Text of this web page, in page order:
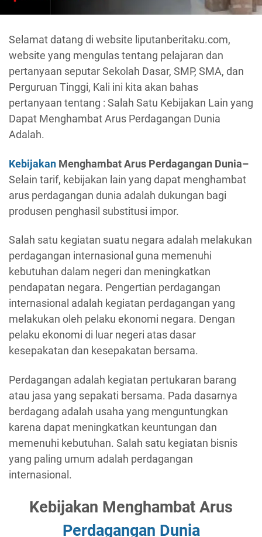
Selamat datang di website liputanberitaku.com,
website yang mengulas tentang pelajaran dan
pertanyaan seputar Sekolah Dasar, SMP, SMA, dan
Perguruan Tinggi, Kali ini kita akan bahas
pertanyaan tentang : Salah Satu Kebijakan Lain yang
Dapat Menghambat Arus Perdagangan Dunia
Adalah.
Kebijakan Menghambat Arus Perdagangan Dunia–
Selain tarif, kebijakan lain yang dapat menghambat
arus perdagangan dunia adalah dukungan bagi
produsen penghasil substitusi impor.
Salah satu kegiatan suatu negara adalah melakukan
perdagangan internasional guna memenuhi
kebutuhan dalam negeri dan meningkatkan
pendapatan negara. Pengertian perdagangan
internasional adalah kegiatan perdagangan yang
melakukan oleh pelaku ekonomi negara. Dengan
pelaku ekonomi di luar negeri atas dasar
kesepakatan dan kesepakatan bersama.
Perdagangan adalah kegiatan pertukaran barang
atau jasa yang sepakati bersama. Pada dasarnya
berdagang adalah usaha yang menguntungkan
karena dapat meningkatkan keuntungan dan
memenuhi kebutuhan. Salah satu kegiatan bisnis
yang paling umum adalah perdagangan
internasional.
Kebijakan Menghambat Arus
Perdagangan Dunia